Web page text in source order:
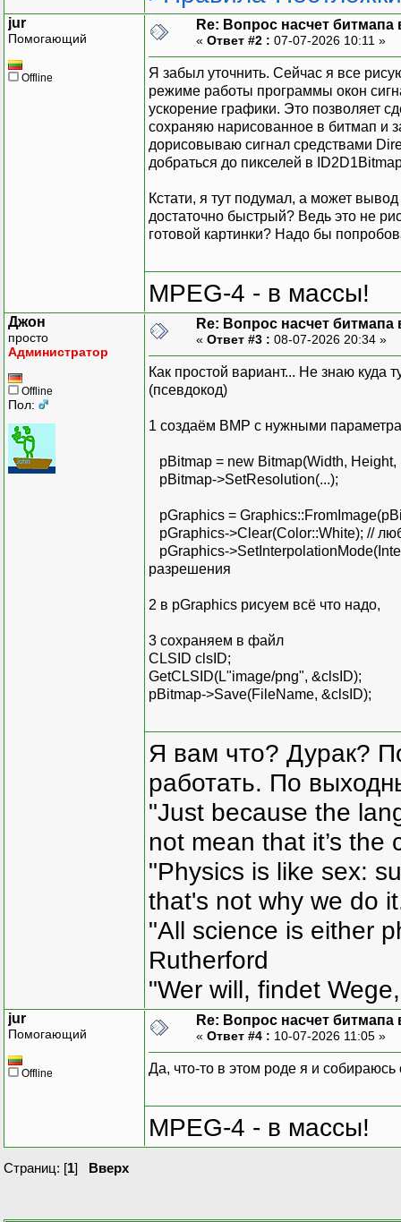
jur
Помогающий
Offline
Re: Вопрос насчет битмапа
« Ответ #2 : 07-07-2026 10:11 »
Я забыл уточнить. Сейчас я все
режиме работы программы окон
ускорение графики. Это позволяет
сохраняю нарисованное в битмап и
дорисовываю сигнал средствами
добраться до пикселей в
Кстати, я тут подумал, а может
достаточно быстрый? Ведь это не
готовой картинки? Надо бы
MPEG-4 - в массы!
Джон
просто
Администратор
Offline
Пол:
Re: Вопрос насчет битмапа
« Ответ #3 : 08-07-2026 20:34 »
Как простой вариант... Не знаю куда
(псевдокод)
1 создаём ВМР с нужными
pBitmap = new Bitmap(Width,
pBitmap->SetResolution(...);
pGraphics =
pGraphics->Clear(Color::White); //
pGraphics-
разрешения
2 в pGraphics рисуем всё что надо,
3 сохраняем в файл
CLSID clsID;
GetCLSID(L"image/png", &clsID);
pBitmap->Save(FileName, &clsID);
Я вам что? Дурак?
работать. По
"Just because the
not mean that it’s the
"Physics is like sex:
that's not why we do
"All science is either
Rutherford
"Wer will, findet
jur
Помогающий
Offline
Re: Вопрос насчет битмапа
« Ответ #4 : 10-07-2026 11:05 »
Да, что-то в этом роде я и
MPEG-4 - в массы!
Страниц: [1] Вверх